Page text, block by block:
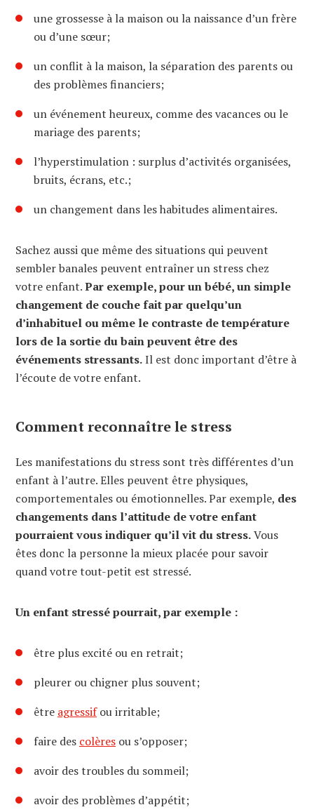
une grossesse à la maison ou la naissance d’un frère
ou d’une sœur;
un conflit à la maison, la séparation des parents ou
des problèmes financiers;
un événement heureux, comme des vacances ou le
mariage des parents;
l’hyperstimulation : surplus d’activités organisées,
bruits, écrans, etc.;
un changement dans les habitudes alimentaires.
Sachez aussi que même des situations qui peuvent
sembler banales peuvent entraîner un stress chez
votre enfant.Par exemple, pour un bébé, un simple
changement de couche fait par quelqu’un
d’inhabituel ou même le contraste de température
lors de la sortie du bain peuvent être des
événements stressants.Il est donc important d’être à
l’écoute de votre enfant.
Comment reconnaître le stress
Les manifestations du stress sont très différentes d’un
enfant à l’autre. Elles peuvent être physiques,
comportementales ou émotionnelles. Par exemple, des
changements dans l’attitude de votre enfant
pourraient vous indiquer qu’il vit du stress.Vous
êtes donc la personne la mieux placée pour savoir
quand votre tout-petit est stressé.
Un enfant stressé pourrait, par exemple :
être plus excité ou en retrait;
pleurer ou chigner plus souvent;
être agressifou irritable;
faire des colères ou s’opposer;
avoir des troubles du sommeil;
avoir des problèmes d’appétit;